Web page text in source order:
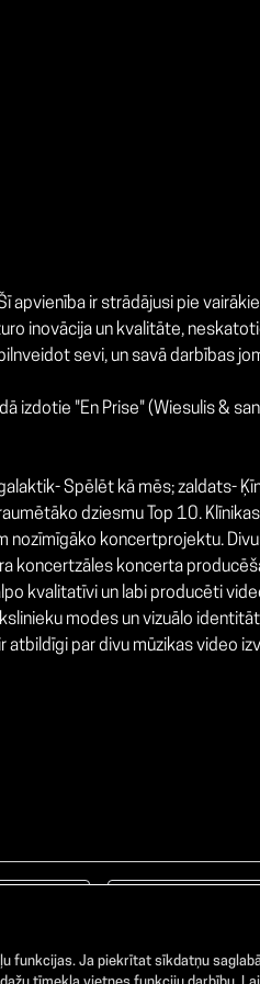
apvienība ir strādājusi pie
inovācija un kvalitāte,
sevi, un savā darbības
"En Prise" (Wiesulis &
Spēlēt kā mēs; zaldats-
dziesmu Top 10.
nozīmīgāko koncertprojektu.
koncertzāles koncerta
kvalitatīvi un labi producēti
modes un vizuālo
par divu mūzikas video
funkcijas. Ja piekrītat sīkdatņu